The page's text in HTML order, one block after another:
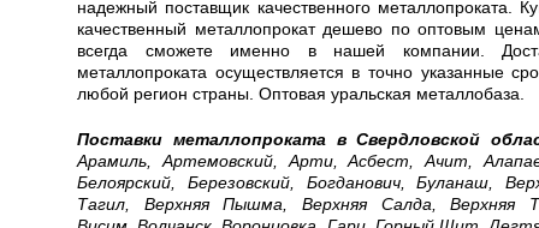
надежный поставщик качественного металлопроката.
качественный металлопрокат дешево по оптовым
всегда сможете именно в нашей компании.
металлопроката осуществляется в точно указанные
любой регион страны. Оптовая уральская металлобаза.
Поставки металлопроката в Свердловской
Арамиль, Артемовский, Арти, Асбест, Ачит,
Белоярский, Березовский, Богданович, Буланаш,
Тагил, Верхняя Пышма, Верхняя Салда, Верхняя